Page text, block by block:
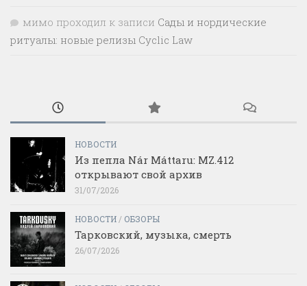
мимо проходил к записи Сады и нордические
ритуалы: новые релизы Cyclic Law
НОВОСТИ
Из пепла Nár Máttaru: MZ.412
открывают свой архив
31/07/2026
НОВОСТИ/ ОБЗОРЫ
Тарковский, музыка, смерть
26/07/2026